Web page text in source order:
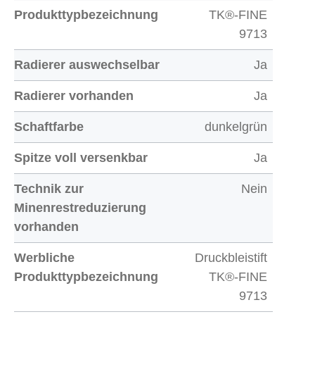
Produkttypbezeichnung
TK®-FINE
9713
Radierer auswechselbar Ja
Radierer vorhanden Ja
Schaftfarbe dunkelgrün
Spitze voll versenkbar Ja
Technik zur
Minenrestreduzierung
vorhanden
Nein
Werbliche
Produkttypbezeichnung
Druckbleistift
TK®-FINE
9713